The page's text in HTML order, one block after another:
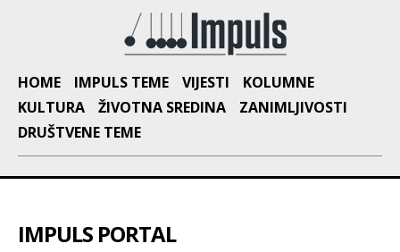
HOME IMPULS TEME VIJESTI
KOLUMNE
KULTURA
ŽIVOTNA SREDINA
ZANIMLJIVOSTI
DRUŠTVENE TEME
IMPULS PORTAL